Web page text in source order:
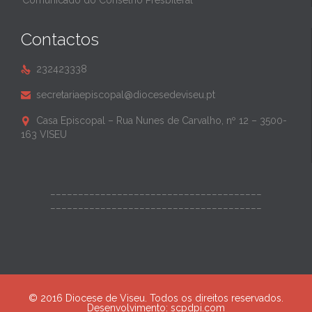
Contactos
 232423338
 secretariaepiscopal@diocesedeviseu.pt

Casa Episcopal – Rua Nunes de Carvalho, nº 12 – 3500-
163 VISEU
© 2016 Diocese de Viseu. Todos os direitos reservados.
Desenvolvimento: scpdpi.com